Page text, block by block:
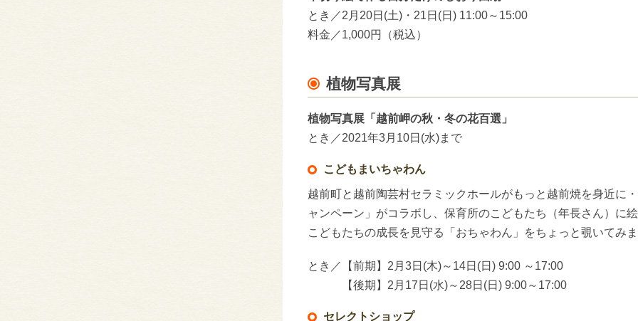
とき／2月20日(土)・21日(日) 11:00～15:00
料金／1,000円（税込）
植物写真展
植物写真展「越前岬の秋・冬の花百選」
とき／2021年3月10日(水)まで
こどもまいちゃわん
越前町と越前陶芸村セラミックホールがもっと越前焼を身近に
ャンペーン」がコラボし、保育所のこどもたち（年長さん）に
こどもたちの成長を見守る「おちゃわん」をちょっと覗いてみ
とき／【前期】2月3日(木)～14日(日) 9:00 ～17:00
【後期】2月17日(水)～28日(日) 9:00～17:00
セレクトショップ